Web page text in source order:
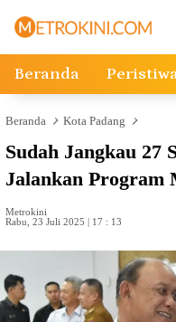
Beranda
Beranda Kota Padang
Sudah Jangkau 27
Jalankan Program
Metrokini
Rabu, 23 Juli 2025 | 17 : 13